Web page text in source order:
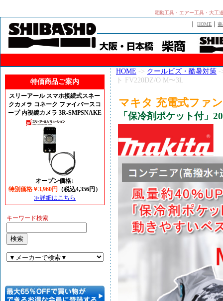
電動工具・エアー工具・大工
｜HOME ｜
特価商品ご案内
スリーアール スマホ接続式スネー
クカメラ コネーク ファイバースコ
ープ 内視鏡カメラ 3R-SMPSNAKE
オープン価格↓
特別価格￥3,960円
（税込4,356円）
≫詳細はこちら
キーワード検索
HOME -> クールビズ・酷暑対策 -
ト FV220DZ/O M〜3L
マキタ 充電式ファ
「保冷剤ポケット付」